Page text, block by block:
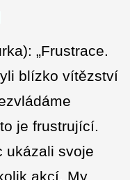
„Frustrace.
blízko vítězství
je frustrující.
ukázali svoje
akcí. My